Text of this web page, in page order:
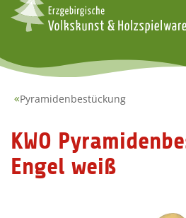
Pyramidenbestückung
KWO
Engel weiß